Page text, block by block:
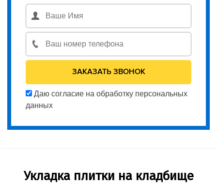
Даю согласие на обработку персональных
данных
Укладка плитки на кладбище